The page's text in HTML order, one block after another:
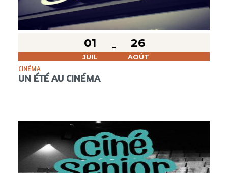
01
JUIL
26
AOÛT
CINÉMA
UN ÉTÉ AU CINÉMA